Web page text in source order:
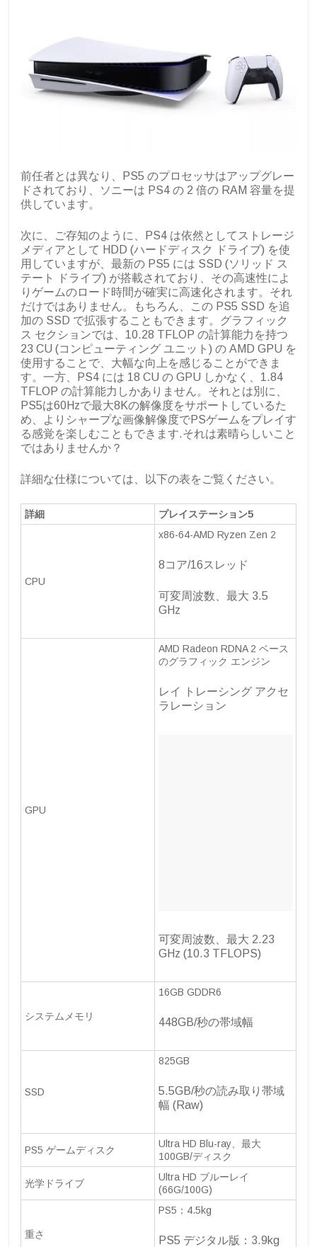
前任者とは異なり、PS5 のプロセッサはアップグレー
ドされており、ソニーは PS4 の 2 倍の RAM 容量を提
供しています。
次に、ご存知のように、PS4 は依然としてストレージ
メディアとして HDD (ハードディスク ドライブ) を使
用していますが、最新の PS5 には SSD (ソリッド ス
テート ドライブ) が搭載されており、その高速性によ
りゲームのロード時間が確実に高速化されます。それ
だけではありません。もちろん、この PS5 SSD を追
加の SSD で拡張することもできます。グラフィック
ス セクションでは、10.28 TFLOP の計算能力を持つ
23 CU (コンピューティング ユニット) の AMD GPU を
使用することで、大幅な向上を感じることができま
す。一方、PS4 には 18 CU の GPU しかなく、1.84
TFLOP の計算能力しかありません。それとは別に、
PS5は60Hzで最大8Kの解像度をサポートしているた
め、よりシャープな画像解像度でPSゲームをプレイす
る感覚を楽しむこともできます.それは素晴らしいこと
ではありませんか？
詳細な仕様については、以下の表をご覧ください。
詳細 プレイステーション5
CPU
x86-64-AMD Ryzen Zen 2
8コア/16スレッド
可変周波数、最大 3.5
GHz
GPU
AMD Radeon RDNA 2 ベース
のグラフィック エンジン
レイ トレーシング アクセ
ラレーション
可変周波数、最大 2.23
GHz (10.3 TFLOPS)
システムメモリ
16GB GDDR6
448GB/秒の帯域幅
SSD
825GB
5.5GB/秒の読み取り帯域
幅 (Raw)
PS5 ゲームディスク
Ultra HD Blu-ray、最大
100GB/ディスク
光学ドライブ
Ultra HD ブルーレイ
(66G/100G)
重さ
PS5：4.5kg
PS5 デジタル版：3.9kg